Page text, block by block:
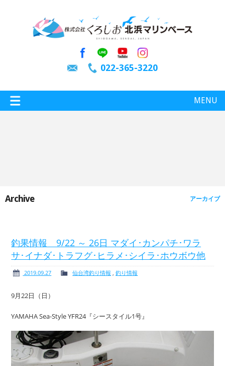
022-365-3220
MENU
ボート免許
サービス案内 イベント情報
Archive アーカイブ
釣果情報 9/22 ～ 26日 マダイ･カンパチ･ワラ
サ･イナダ･トラフグ･ヒラメ･シイラ･ホウボウ他
2019.09.27 仙台湾釣り情報 ,釣り情報
9月22日（日）
YAMAHA Sea-Style YFR24『シースタイル1号』